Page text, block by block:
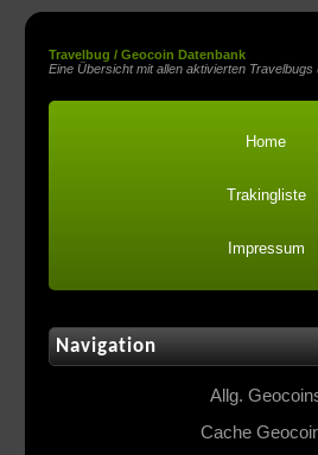
Travelbug / Geocoin Datenbank
Eine Übersicht mit allen aktivierten
Home
Trakingliste
Impressum
Navigation
Allg.
Cache